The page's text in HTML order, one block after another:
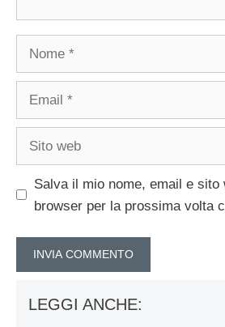
Salva il mio nome, email e sito
browser per la prossima volta
LEGGI ANCHE: